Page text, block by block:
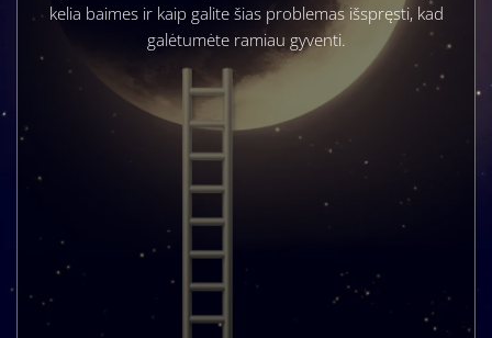
kelia baimes ir kaip galite šias problemas išspręsti, kad
galėtumėte ramiau gyventi.